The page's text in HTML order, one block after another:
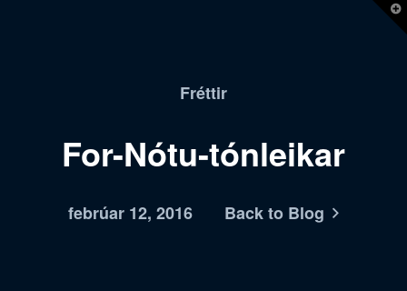
Fréttir
For-Nótu-tónleikar
febrúar 12, 2016 Back to Blog